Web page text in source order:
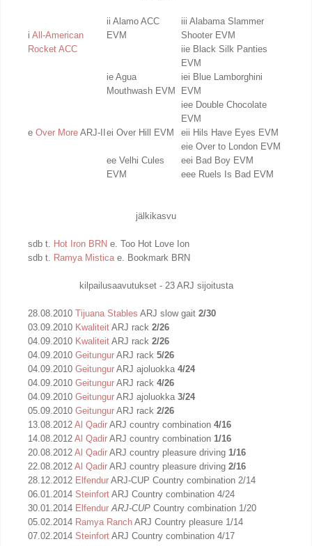
i All-American
Rocket ACC
ii Alamo ACC
EVM
iii Alabama Slammer
Shooter EVM
iie Black Silk Panties
EVM
ie Agua
Mouthwash EVM
iei Blue Lamborghini
EVM
iee Double Chocolate
EVM
e Over More ARJ-II ei Over Hill EVM
eii Hils Have Eyes EVM
eie Over to London EVM
ee Velhi Cules
EVM
eei Bad Boy EVM
eee Ruels Is Bad EVM
jälkikasvu
sdb t. Hot Iron BRN e. Too Hot Love Ion
sdb t. Ramya Misticae. Bookmark BRN
kilpailusaavutukset - 23 ARJ sijoitusta
28.08.2010 Tijuana Stables ARJ slow gait 2/30
03.09.2010 Kwaliteit ARJ rack 2/26
04.09.2010 Kwaliteit ARJ rack 2/26
04.09.2010 Geitungur ARJ rack 5/26
04.09.2010 Geitungur ARJ ajoluokka 4/24
04.09.2010 Geitungur ARJ rack 4/26
04.09.2010 Geitungur ARJ ajoluokka 3/24
05.09.2010 Geitungur ARJ rack 2/26
13.08.2012 Al Qadir ARJ country combination 4/16
14.08.2012 Al Qadir ARJ country combination 1/16
20.08.2012 Al Qadir ARJ country pleasure driving 1/16
22.08.2012 Al Qadir ARJ country pleasure driving 2/16
28.12.2012 Elfendur ARJ-CUP Country combination 2/14
06.01.2014 Steinfort ARJ Country combination 4/24
30.01.2014 Elfendur ARJ-CUP Country combination 1/20
05.02.2014 Ramya Ranch ARJ Country pleasure 1/14
07.02.2014 Steinfort ARJ Country combination 4/17